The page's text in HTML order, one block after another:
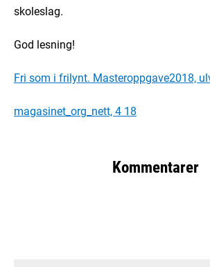
skoleslag.
God lesning!
Fri som i frilynt. Masteroppgave2018,
magasinet_org_nett, 4 18
Kommentarer